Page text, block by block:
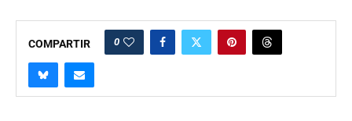
COMPARTIR 0